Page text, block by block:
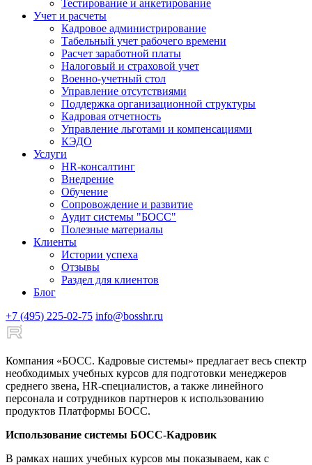
Тестирование и анкетирование
Учет и расчеты
Кадровое администрирование
Табельный учет рабочего времени
Расчет заработной платы
Налоговый и страховой учет
Военно-учетный стол
Управление отсутствиями
Поддержка организационной структуры
Кадровая отчетность
Управление льготами и компенсациями
КЭДО
Услуги
HR-консалтинг
Внедрение
Обучение
Сопровождение и развитие
Аудит системы "БОСС"
Полезные материалы
Клиенты
Истории успеха
Отзывы
Раздел для клиентов
Блог
+7 (495) 225-02-75 info@bosshr.ru
Компания «БОСС. Кадровые системы» предлагает весь спектр
необходимых учебных курсов для подготовки менеджеров
среднего звена, HR-специалистов, а также линейного
персонала и сотрудников партнеров к использованию
продуктов Платформы БОСС.
Использование системы БОСС-Кадровик
В рамках наших учебных курсов мы показываем, как с